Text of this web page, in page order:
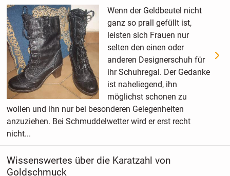
Wenn der Geldbeutel nicht
ganz so prall gefüllt ist,
leisten sich Frauen nur
selten den einen oder
anderen Designerschuh für
ihr Schuhregal. Der Gedanke
ist naheliegend, ihn
möglichst schonen zu
wollen und ihn nur bei besonderen Gelegenheiten
anzuziehen. Bei Schmuddelwetter wird er erst recht
nicht...
Wissenswertes über die Karatzahl von
Goldschmuck